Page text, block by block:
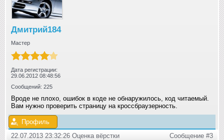
Дмитрий184
Мастер
Дата регистрации:
29.06.2012 08:48:56
Сообщений: 225
Вроде не плохо, ошибок в коде не обнаружилось, код читаемый.
Вам нужно проверить страницу на кросcбраузерность.
Профиль
22.07.2013 23:32:26 Оценка вёрстки
Сообщение #3